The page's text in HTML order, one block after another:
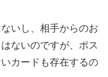
いし、相手からのお
ないのですが、ポス
カードも存在するの